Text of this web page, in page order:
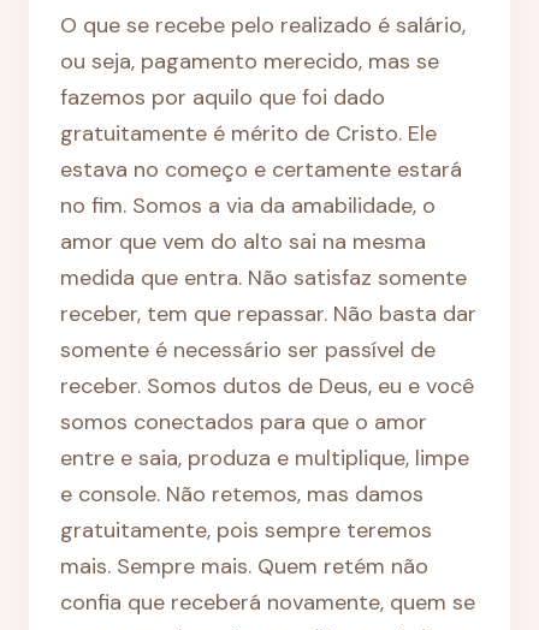
O que se recebe pelo realizado é salário,
ou seja, pagamento merecido, mas se
fazemos por aquilo que foi dado
gratuitamente é mérito de Cristo. Ele
estava no começo e certamente estará
no fim. Somos a via da amabilidade, o
amor que vem do alto sai na mesma
medida que entra. Não satisfaz somente
receber, tem que repassar. Não basta dar
somente é necessário ser passível de
receber. Somos dutos de Deus, eu e você
somos conectados para que o amor
entre e saia, produza e multiplique, limpe
e console. Não retemos, mas damos
gratuitamente, pois sempre teremos
mais. Sempre mais. Quem retém não
confia que receberá novamente, quem se